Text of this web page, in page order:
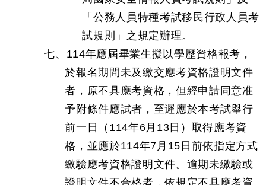
「公務人員特種考試移民行政人員考
試規則」之規定辦理。
七、114年應屆畢業生擬以學歷資格報考，
於報名期間未及繳交應考資格證明文件
者，原不具應考資格，但經申請同意准
予附條件應試者，至遲應於本考試舉行
前一日（114年6月13日）取得應考資
格，並應於114年7月15日前依指定方式
繳驗應考資格證明文件。逾期未繳驗或
證明文件不合格者，依規定不具應考資